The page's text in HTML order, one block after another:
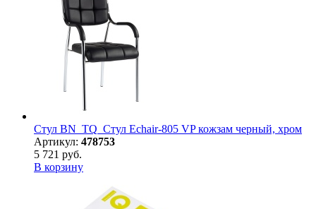
Стул BN_TQ_Стул Echair-805 VP кожзам черный, хром
Артикул: 478753
5 721 руб.
В корзину